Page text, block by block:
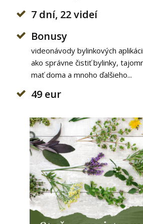
7 dní, 22 videí
Bonusy
videonávody bylinkových
ako správne čistiť bylinky,
mať doma a mnoho ďalšieho...
49 eur